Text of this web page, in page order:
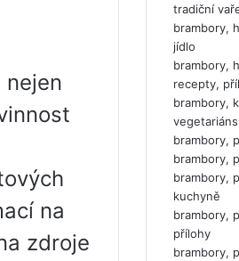
nejen
na
zdroje
tradiční
brambory,
jídlo
brambory,
recepty,
brambory,
brambory,
brambory,
brambory,
kuchyně
brambory,
přílohy
brambory,